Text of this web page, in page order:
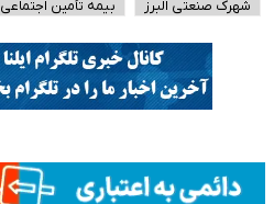
شهرک صنعتی البرز بیمه تأمین اجتماعی